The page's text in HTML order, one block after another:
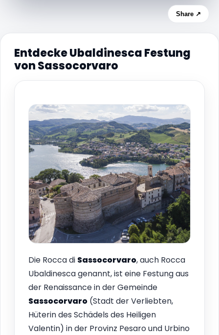
Share ↗
Entdecke Ubaldinesca Festung
von Sassocorvaro
Die Rocca di Sassocorvaro, auch Rocca
Ubaldinesca genannt, ist eine Festung aus
der Renaissance in der Gemeinde
Sassocorvaro (Stadt der Verliebten,
Hüterin des Schädels des Heiligen
Valentin) in der Provinz Pesaro und Urbino